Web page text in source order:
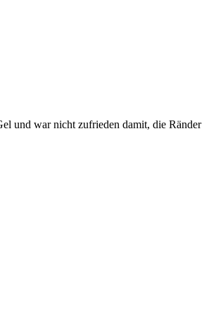
und war nicht zufrieden damit, die Ränder